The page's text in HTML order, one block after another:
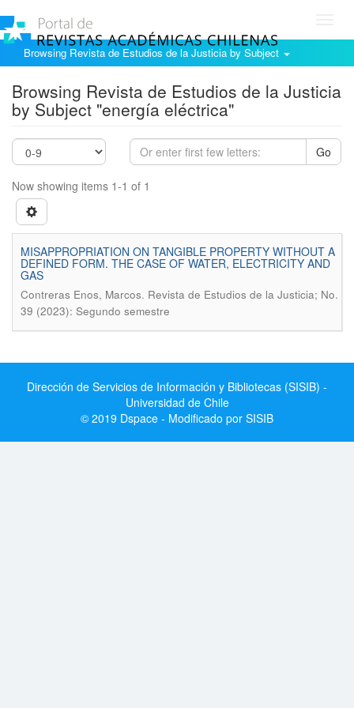
Browsing Revista de Estudios de la Justicia by Subject
Browsing Revista de Estudios de la Justicia
by Subject "energía eléctrica"
Go
Now showing items 1-1 of 1
MISAPPROPRIATION ON TANGIBLE PROPERTY WITHOUT A
DEFINED FORM. THE CASE OF WATER, ELECTRICITY AND
GAS
Contreras Enos, Marcos. Revista de Estudios de la Justicia; No.
39 (2023): Segundo semestre
Dirección de Servicios de Información y Bibliotecas (SISIB) -
Universidad de Chile
© 2019 Dspace - Modificado por SISIB